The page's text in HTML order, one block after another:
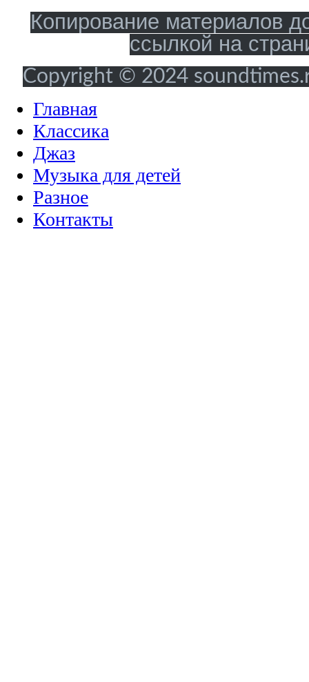
Копирование материалов
ссылкой на
Copyright © 2024
Главная
Классика
Джаз
Музыка для детей
Разное
Контакты